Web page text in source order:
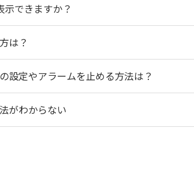
示できますか？
は？
設定やアラームを止める方法は？
がわからない